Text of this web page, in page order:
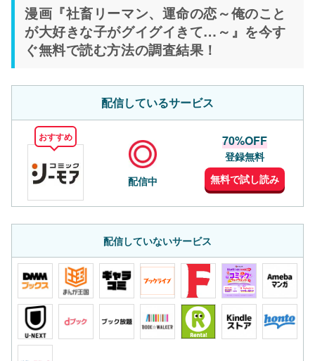
漫画『社畜リーマン、運命の恋～俺のこと
が大好きな子がグイグイきて…～』を今す
ぐ無料で読む方法の調査結果！
配信しているサービス
おすすめ
配信中
70%OFF
登録無料
無料で試し読み
配信していないサービス